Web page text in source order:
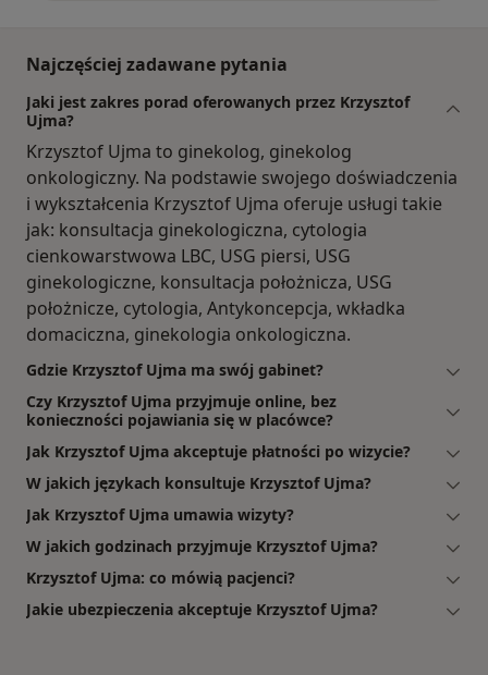
Najczęściej zadawane pytania
Jaki jest zakres porad oferowanych przez Krzysztof
Ujma?
Krzysztof Ujma to ginekolog, ginekolog
onkologiczny. Na podstawie swojego doświadczenia
i wykształcenia Krzysztof Ujma oferuje usługi takie
jak: konsultacja ginekologiczna, cytologia
cienkowarstwowa LBC, USG piersi, USG
ginekologiczne, konsultacja położnicza, USG
położnicze, cytologia, Antykoncepcja, wkładka
domaciczna, ginekologia onkologiczna.
Gdzie Krzysztof Ujma ma swój gabinet?
Czy Krzysztof Ujma przyjmuje online, bez
konieczności pojawiania się w placówce?
Jak Krzysztof Ujma akceptuje płatności po wizycie?
W jakich językach konsultuje Krzysztof Ujma?
Jak Krzysztof Ujma umawia wizyty?
W jakich godzinach przyjmuje Krzysztof Ujma?
Krzysztof Ujma: co mówią pacjenci?
Jakie ubezpieczenia akceptuje Krzysztof Ujma?